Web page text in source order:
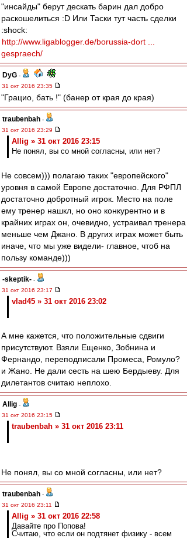
"инсайды" берут дескать барин дал добро
раскошелиться :D Или Таски тут часть сделки
:shock:
http://www.ligablogger.de/borussia-dort ...
gespraech/
DyG -
31 окт 2016 23:35
"Грацио, бать !" (банер от края до края)
traubenbah -
31 окт 2016 23:29
Allig » 31 окт 2016 23:15
Не понял, вы со мной согласны, или нет?
Не совсем))) полагаю таких "европейского"
уровня в самой Европе достаточно. Для РФПЛ
достаточно добротный игрок. Место на поле
ему тренер нашкл, но оно конкурентно и в
крайних играх он, очевидно, устраивал тренера
меньше чем Джано. В других играх может быть
иначе, что мы уже видели- главное, чтоб на
пользу команде)))
-skeptik- -
31 окт 2016 23:17
vlad45 » 31 окт 2016 23:02
А мне кажется, что положительные сдвиги
присутствуют. Взяли Ещенко, Зобнина и
Фернандо, переподписали Промеса, Ромуло?
и Жано. Не дали сесть на шею Бердыеву. Для
дилетантов считаю неплохо.
Allig -
31 окт 2016 23:15
traubenbah » 31 окт 2016 23:11
Не понял, вы со мной согласны, или нет?
traubenbah -
31 окт 2016 23:11
Allig » 31 окт 2016 22:58
Давайте про Попова!
Считаю, что если он подтянет физику - всем